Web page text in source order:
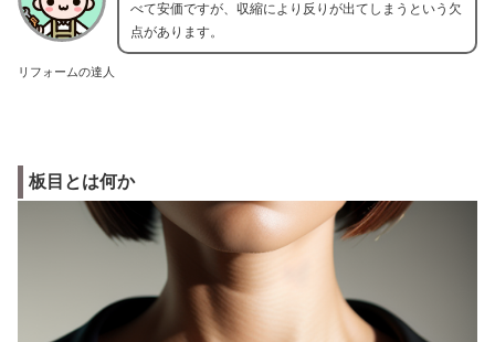
リフォームの達人
べて安価ですが、収縮により反りが出てしまうという欠
点があります。
板目とは何か